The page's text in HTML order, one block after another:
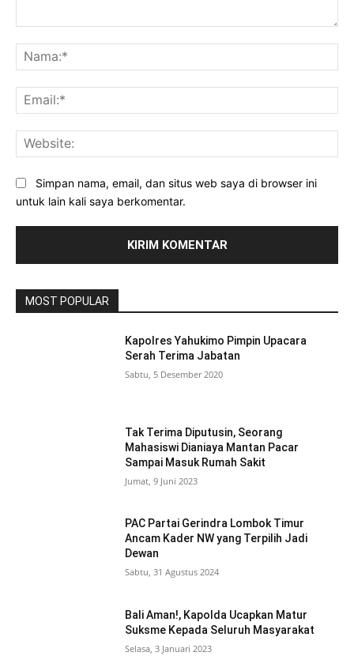
Simpan nama, email, dan situs web saya di browser ini
untuk lain kali saya berkomentar.
MOST POPULAR
Kapolres Yahukimo Pimpin Upacara
Serah Terima Jabatan
Sabtu, 5 Desember 2020
Tak Terima Diputusin, Seorang
Mahasiswi Dianiaya Mantan Pacar
Sampai Masuk Rumah Sakit
Jumat, 9 Juni 2023
PAC Partai Gerindra Lombok Timur
Ancam Kader NW yang Terpilih Jadi
Dewan
Sabtu, 31 Agustus 2024
Bali Aman!, Kapolda Ucapkan Matur
Suksme Kepada Seluruh Masyarakat
Selasa, 3 Januari 2023